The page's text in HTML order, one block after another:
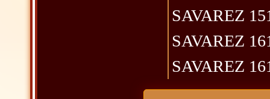
SAVAREZ
SAVAREZ
SAVAREZ